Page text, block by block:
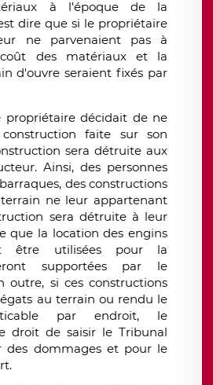
à l'époque de la
dire que si le propriétaire
ne parvenaient pas à
des matériaux et la
d'ouvre seraient fixés par
propriétaire décidait de ne
faite sur son
sera détruite aux
Ainsi, des personnes
des constructions
ne leur appartenant
sera détruite à leur
que la location des engins
être utilisées pour la
supportées par le
outre, si ces constructions
au terrain ou rendu le
par endroit, le
droit de saisir le Tribunal
des dommages et pour le